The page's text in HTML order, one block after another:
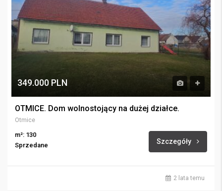
349.000 PLN
OTMICE. Dom wolnostojący na dużej działce.
Otmice
m²: 130
Sprzedane
Szczegóły
2 lata temu